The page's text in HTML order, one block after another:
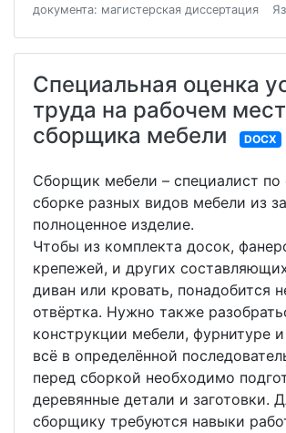
документа: магистерская диссертация
Специальная оценка
труда на рабочем
сборщика мебели
DOCX
Сборщик мебели – специалист по
сборке разных видов мебели из
полноценное изделие.
Чтобы из комплекта досок,
крепежей, и других
диван или кровать, понадобится
отвёртка. Нужно также
конструкции мебели, фурнитуре
всё в определённой
перед сборкой необходимо
деревянные детали и заготовки.
сборщику требуются навыки